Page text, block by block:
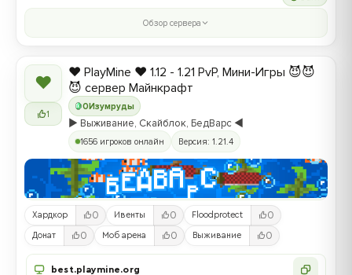
Обзор сервера
❤
1
0Изумруды
❤️ PlayMine ❤️ 1.12 - 1.21 PvP, Мини-Игры 😈😈
😈 сервер Майнкрафт
▶️ Выживание, Скайблок, БедВарс ◀️
1656 игроков онлайн Версия: 1.21.4
Хардкор 0 Ивенты 0 Floodprotect 0
Донат 0 Моб арена 0 Выживание 0
best.playmine.org